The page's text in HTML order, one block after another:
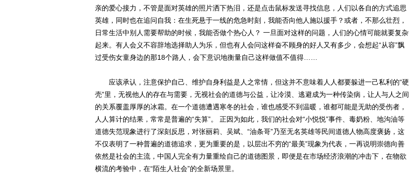
亲的爱心接力，不管是面对英雄的照片洒下热泪，还是点击鼠标发送寻找信息，人们以各自的方式追思
英雄，同时也在追问自我：在生死悬于一线的危急时刻，我能否向他人施以援手？或者，不那么壮烈，
日常生活中别人需要帮助的时候，我能否做个热心人？ 一旦面对这样的问题，人们的心情可能就要复杂
起来。有人会义不容辞地选择助人为乐，但也有人会问这样奋不顾身的好人又有多少，会想起“从容”飘
过受伤女童身边的那18个路人，会下意识地衡量自己这样做值不值得……
应该承认，注意保护自己、维护自身利益是人之常情，但这并不意味着人人都要躲进一己私利的“硬
壳”里，无视他人的存在与需要，无视社会的道德与公益，让冷漠、逃避成为一种传染病，让人与人之间
的关系覆盖厚厚的冰霜。在一个道德遭遇寒冬的社会，谁也感受不到温暖，谁都可能是无助的受伤者，
人人算计的结果，常常是普遍的“失算”。 正因为如此，我们的社会对“小悦悦”事件、毒奶粉、地沟油等
道德失范现象进行了深刻反思，对张丽莉、吴斌、“油条哥”乃至无名英雄等民间道德人物高度褒扬，这
不仅表明了一种普遍的道德追求，更为重要的是，以层出不穷的“最美”现象为代表，一再说明崇德向善
依然是社会的主流，中国人完全有力量重绘自己的道德图景，即便是在市场经济浪潮的冲击下，在物欲
横流的考验中，在“陌生人社会”的全新场景里。